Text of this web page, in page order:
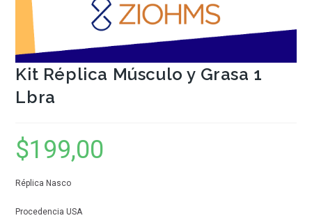
Kit Réplica Músculo y Grasa 1
Lbra
$199,00
Réplica Nasco
Procedencia USA